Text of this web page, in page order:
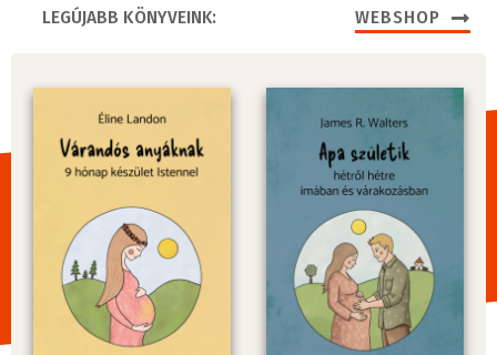
LEGÚJABB KÖNYVEINK: WEBSHOP